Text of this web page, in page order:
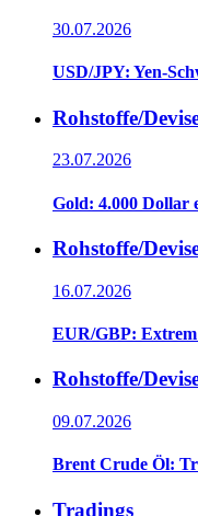
30.07.2026
USD/JPY: Yen-
Rohstoffe/
23.07.2026
Gold: 4.000 Dollar
Rohstoffe/
16.07.2026
EUR/GBP:
Rohstoffe/
09.07.2026
Brent Crude Öl:
Tradings